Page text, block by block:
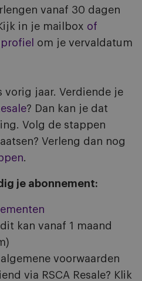
vanaf 30 dagen
in je mailbox of
om je vervaldatum
vorig jaar. Verdiende je
? Dan kan je dat
Volg de stappen
Verleng dan nog
.
je abonnement:
kan vanaf 1 maand
voorwaarden
via RSCA Resale? Klik